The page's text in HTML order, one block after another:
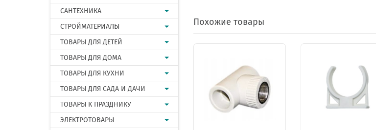
САНТЕХНИКА
СТРОЙМАТЕРИАЛЫ
ТОВАРЫ ДЛЯ ДЕТЕЙ
ТОВАРЫ ДЛЯ ДОМА
ТОВАРЫ ДЛЯ КУХНИ
ТОВАРЫ ДЛЯ САДА И ДАЧИ
ТОВАРЫ К ПРАЗДНИКУ
ЭЛЕКТРОТОВАРЫ
Похожие товары